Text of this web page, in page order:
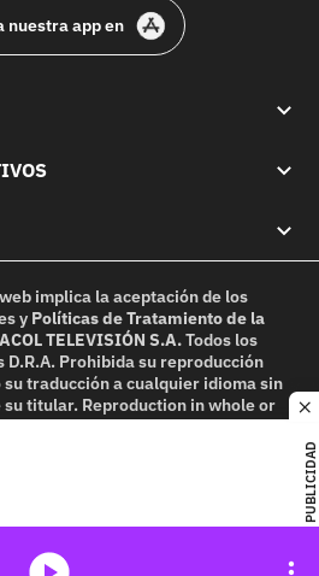
PUBLICIDAD
nuestra app en
implica la aceptación de los
y Políticas de Tratamiento de la
TELEVISIÓN S.A.Todos los
D.R.A. Prohibida su reproducción
traducción a cualquier idioma sin
titular. Reproduction in whole or
without written permission is